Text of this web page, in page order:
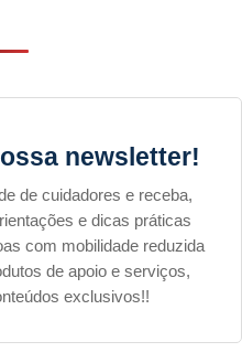
newsletter!
de cuidadores e receba,
e dicas práticas
com mobilidade reduzida
de apoio e serviços,
exclusivos!!